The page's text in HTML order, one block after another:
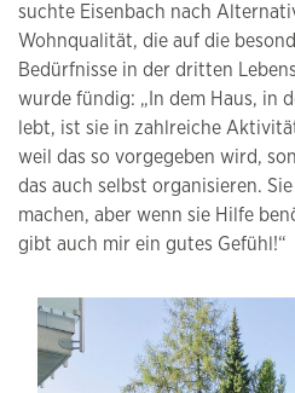
suchte Eisenbach nach
Wohnqualität, die auf die
Bedürfnisse in der dritten
wurde fündig: „In dem Haus, in
lebt, ist sie in zahlreiche
weil das so vorgegeben wird,
das auch selbst organisieren.
machen, aber wenn sie Hilfe
gibt auch mir ein gutes Gefühl!“